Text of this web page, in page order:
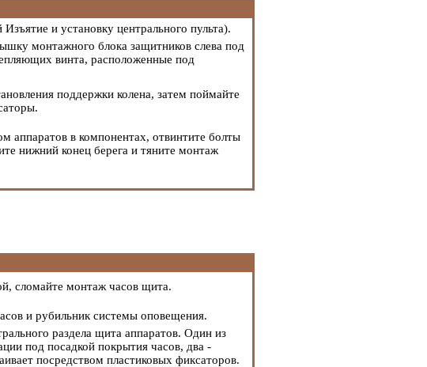
Изъятие и установку центрального пульта).
монтажного блока защитников слева под
винта, расположенные под
поддержки колена, затем поймайте
аппаратов в компонентах, отвинтите болты
нижний конец берега и тяните монтаж
сломайте монтаж часов щита.
и рубильник системы оповещения.
раздела щита аппаратов. Один из
под посадкой покрытия часов, два -
посредством пластиковых фиксаторов.